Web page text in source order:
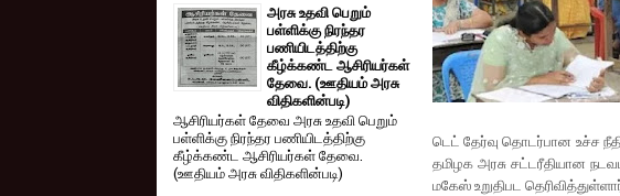
டெட் தேர்வு தொடர்பான உச்ச
தமிழக அரசு சட்டரீதியான
மகேஸ் உறுதிபட
அரசு உதவி பெறும்
பள்ளிக்கு நிரந்தர
பணியிடத்திற்கு
கீழ்க்கண்ட ஆசிரியர்கள்
தேவை. (ஊதியம் அரசு
விதிகளின்படி)
ஆசிரியர்கள் தேவை அரசு உதவி பெறும்
பள்ளிக்கு நிரந்தர பணியிடத்திற்கு
கீழ்க்கண்ட ஆசிரியர்கள் தேவை.
(ஊதியம் அரசு விதிகளின்படி)